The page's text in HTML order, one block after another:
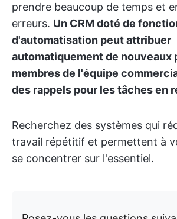
prendre beaucoup de temps et
erreurs. Un CRM doté de
d'automatisation peut attribuer
automatiquement de nouveaux
membres de l'équipe
des rappels pour les tâches en
Recherchez des systèmes qui
travail répétitif et permettent à
se concentrer sur l'essentiel.